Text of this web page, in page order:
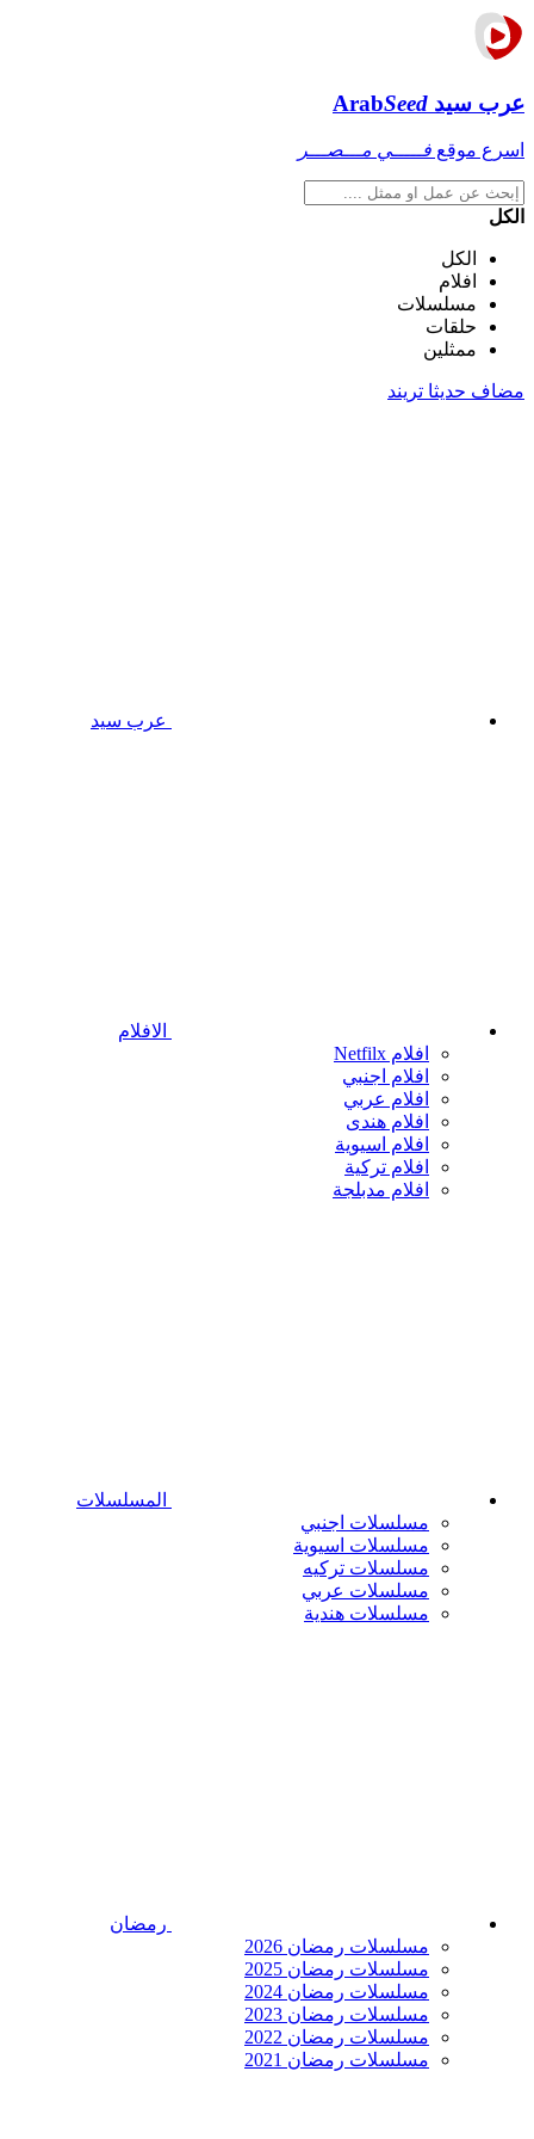
عرب سيد ArabSeed
اسرع موقع فـــــي مـــصـــر
الكل
الكل
افلام
مسلسلات
حلقات
ممثلين
مضاف حديثا تريند
عرب سيد
الافلام
افلام Netfilx
افلام اجنبي
افلام عربي
افلام هندى
افلام اسيوية
افلام تركية
افلام مدبلجة
المسلسلات
مسلسلات اجنبي
مسلسلات اسيوية
مسلسلات تركيه
مسلسلات عربي
مسلسلات هندية
رمضان
مسلسلات رمضان 2026
مسلسلات رمضان 2025
مسلسلات رمضان 2024
مسلسلات رمضان 2023
مسلسلات رمضان 2022
مسلسلات رمضان 2021